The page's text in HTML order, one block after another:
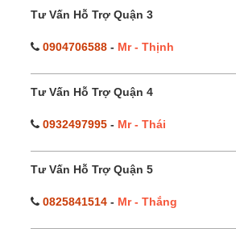
Tư Vấn Hỗ Trợ Quận 3
0904706588 - Mr - Thịnh
Tư Vấn Hỗ Trợ Quận 4
0932497995 - Mr - Thái
Tư Vấn Hỗ Trợ Quận 5
0825841514 - Mr - Thắng